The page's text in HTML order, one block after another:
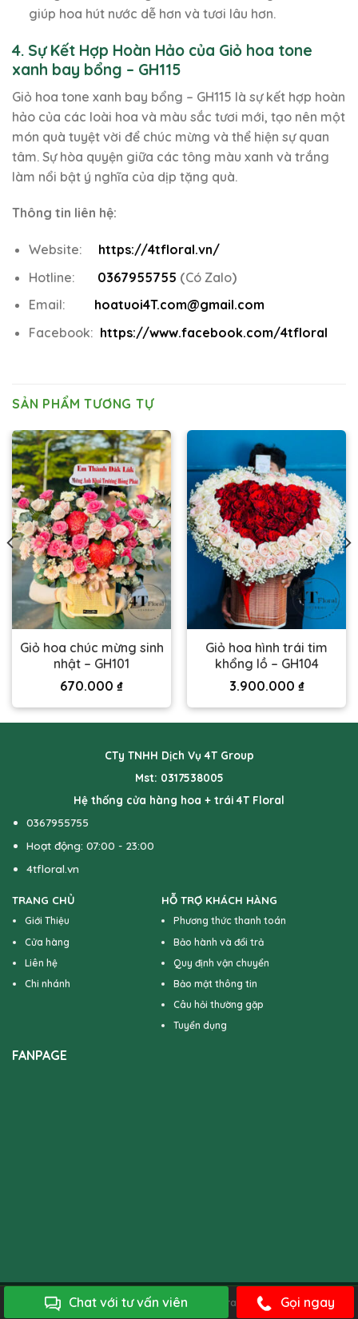
Chat với tư vấn viên Gọi ngay
giúp hoa hút nước dễ hơn và tươi lâu hơn.
4. Sự Kết Hợp Hoàn Hảo của Giỏ hoa tone
xanh bay bổng – GH115
Giỏ hoa tone xanh bay bổng – GH115 là sự kết hợp hoàn
hảo của các loài hoa và màu sắc tươi mới, tạo nên một
món quà tuyệt vời để chúc mừng và thể hiện sự quan
tâm. Sự hòa quyện giữa các tông màu xanh và trắng
làm nổi bật ý nghĩa của dịp tặng quà.
Thông tin liên hệ:
Website:
https://4tfloral.vn/
Hotline:
0367955755 (Có Zalo)
Email:
hoatuoi4T.com@gmail.com
Facebook: https://www.facebook.com/4tfloral
SẢN PHẨM TƯƠNG TỰ
Giỏ hoa chúc mừng sinh
nhật – GH101
670.000 ₫
Giỏ hoa hình trái tim
khổng lồ – GH104
3.900.000 ₫
CTy TNHH Dịch Vụ 4T Group
Mst: 0317538005
Hệ thống cửa hàng hoa + trái 4T Floral
0367955755
Hoạt động: 07:00 - 23:00
4tfloral.vn
TRANG CHỦ
Giới Thiệu
Cửa hàng
Liên hệ
Chi nhánh
HỖ TRỢ KHÁCH HÀNG
Phương thức thanh toán
Bảo hành và đổi trả
Quy định vận chuyển
Bảo mật thông tin
Câu hỏi thường gặp
Tuyển dụng
FANPAGE
Bản quyền của 4TFloral